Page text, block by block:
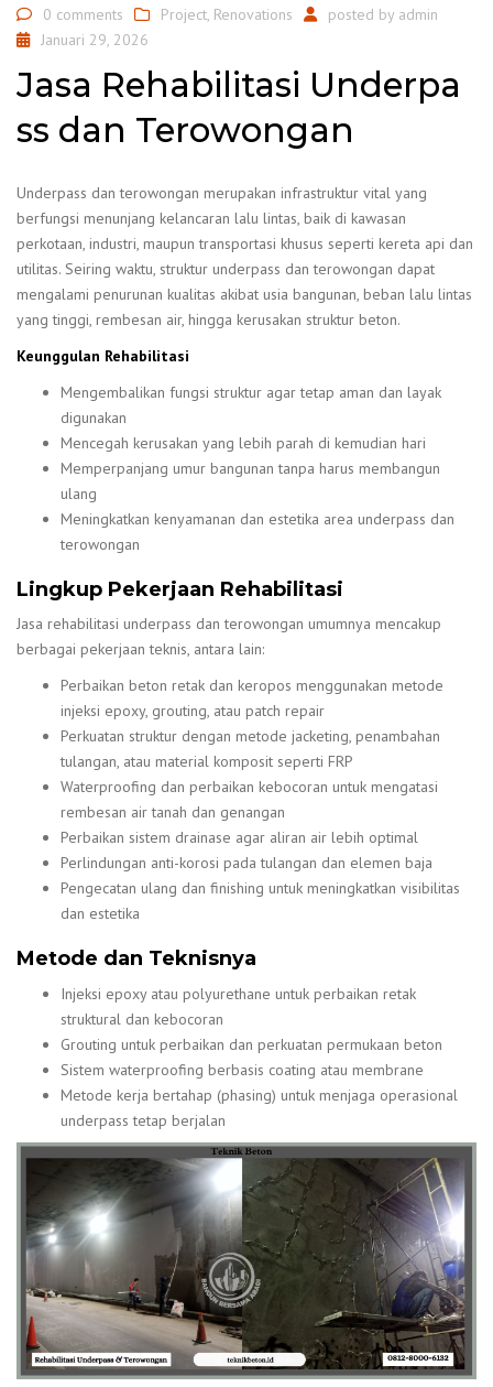
0 comments Project, Renovations posted by admin
Januari 29, 2026
Jasa Rehabilitasi Underpa
ss dan Terowongan
Underpass dan terowongan merupakan infrastruktur vital yang
berfungsi menunjang kelancaran lalu lintas, baik di kawasan
perkotaan, industri, maupun transportasi khusus seperti kereta api dan
utilitas. Seiring waktu, struktur underpass dan terowongan dapat
mengalami penurunan kualitas akibat usia bangunan, beban lalu lintas
yang tinggi, rembesan air, hingga kerusakan struktur beton.
Keunggulan Rehabilitasi
Mengembalikan fungsi struktur agar tetap aman dan layak
digunakan
Mencegah kerusakan yang lebih parah di kemudian hari
Memperpanjang umur bangunan tanpa harus membangun
ulang
Meningkatkan kenyamanan dan estetika area underpass dan
terowongan
Lingkup Pekerjaan Rehabilitasi
Jasa rehabilitasi underpass dan terowongan umumnya mencakup
berbagai pekerjaan teknis, antara lain:
Perbaikan beton retak dan keropos menggunakan metode
injeksi epoxy, grouting, atau patch repair
Perkuatan struktur dengan metode jacketing, penambahan
tulangan, atau material komposit seperti FRP
Waterproofing dan perbaikan kebocoran untuk mengatasi
rembesan air tanah dan genangan
Perbaikan sistem drainase agar aliran air lebih optimal
Perlindungan anti-korosi pada tulangan dan elemen baja
Pengecatan ulang dan finishing untuk meningkatkan visibilitas
dan estetika
Metode dan Teknisnya
Injeksi epoxy atau polyurethane untuk perbaikan retak
struktural dan kebocoran
Grouting untuk perbaikan dan perkuatan permukaan beton
Sistem waterproofing berbasis coating atau membrane
Metode kerja bertahap (phasing) untuk menjaga operasional
underpass tetap berjalan